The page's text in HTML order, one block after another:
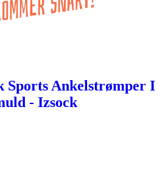
Sports Ankelstrømper I
- Izsock